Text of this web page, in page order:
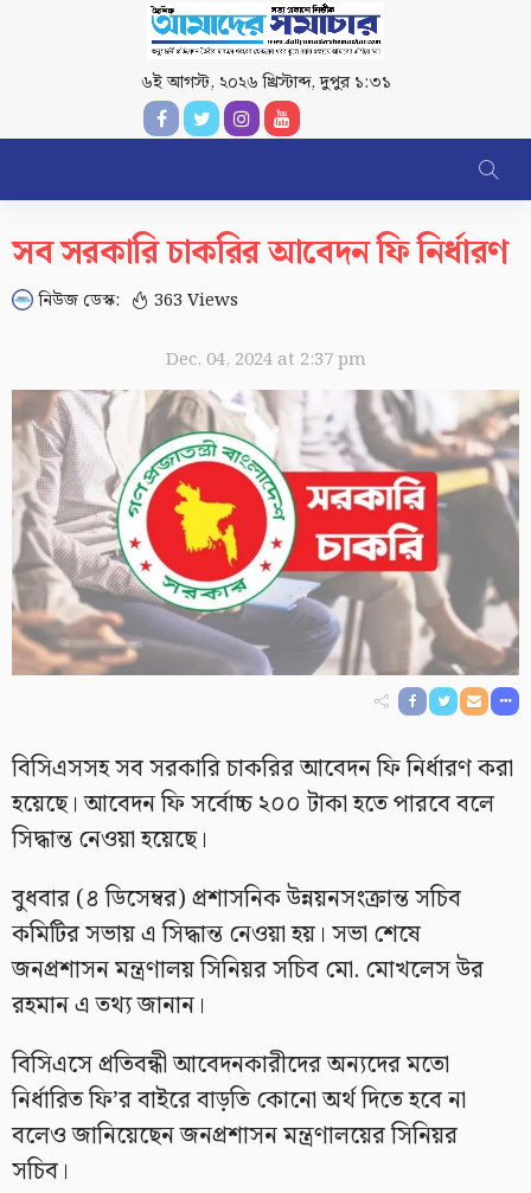
৬ই আগস্ট, ২০২৬ খ্রিস্টাব্দ,দুপুর ১:৩১
সব সরকারি চাকরির আবেদন ফি নির্ধারণ
নিউজ ডেস্ক: 363 Views
Dec. 04, 2024 at 2:37 pm
বিসিএসসহ সব সরকারি চাকরির আবেদন ফি নির্ধারণ করা
হয়েছে। আবেদন ফি সর্বোচ্চ ২০০ টাকা হতে পারবে বলে
সিদ্ধান্ত নেওয়া হয়েছে।
বুধবার (৪ ডিসেম্বর) প্রশাসনিক উন্নয়নসংক্রান্ত সচিব
কমিটির সভায় এ সিদ্ধান্ত নেওয়া হয়। সভা শেষে
জনপ্রশাসন মন্ত্রণালয় সিনিয়র সচিব মো. মোখলেস উর
রহমান এ তথ্য জানান।
বিসিএসে প্রতিবন্ধী আবেদনকারীদের অন্যদের মতো
নির্ধারিত ফি’র বাইরে বাড়তি কোনো অর্থ দিতে হবে না
বলেও জানিয়েছেন জনপ্রশাসন মন্ত্রণালয়ের সিনিয়র
সচিব।